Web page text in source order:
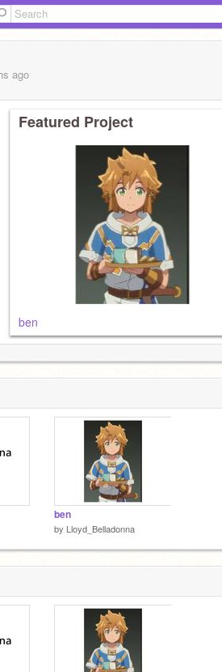
ago
Featured Project
ben
ben
by Lloyd_Belladonna